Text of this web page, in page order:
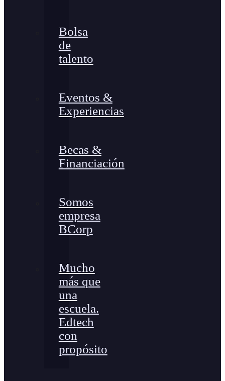
Bolsa
de
talento
Eventos &
Experiencias
Becas &
Financiación
Somos
empresa
BCorp
Mucho
más que
una
escuela.
Edtech
con
propósito